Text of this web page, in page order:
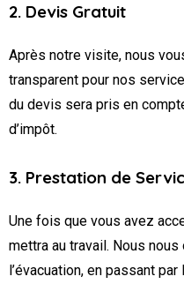
2. Devis Gratuit
Après notre visite, nous
transparent pour nos
du devis sera pris en
d’impôt.
3. Prestation de
Une fois que vous avez
mettra au travail. Nous
l’évacuation, en passant